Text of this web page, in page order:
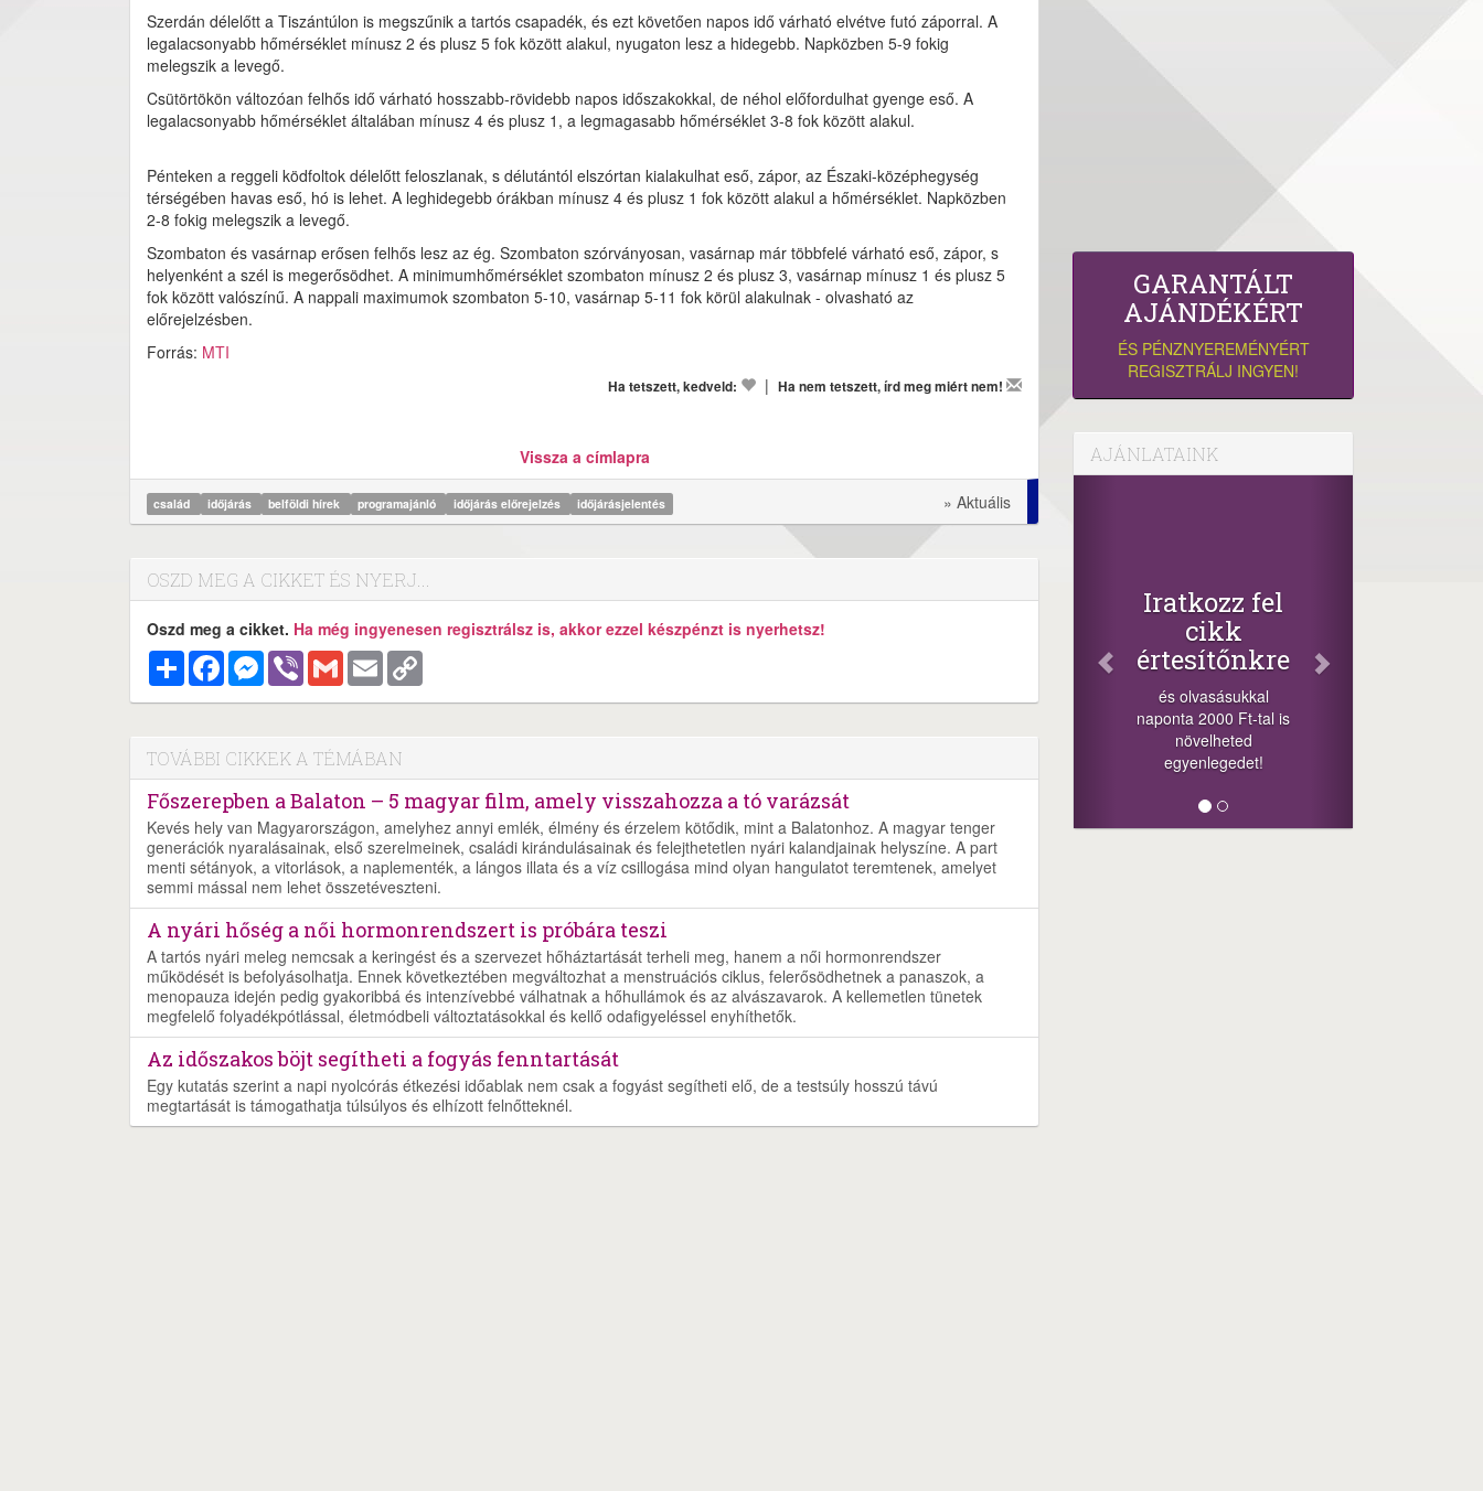
Szerdán délelőtt a Tiszántúlon is megszűnik a tartós csapadék, és ezt követően napos idő várható elvétve futó záporral. A
legalacsonyabb hőmérséklet mínusz 2 és plusz 5 fok között alakul, nyugaton lesz a hidegebb. Napközben 5-9 fokig
melegszik a levegő.
Csütörtökön változóan felhős idő várható hosszabb-rövidebb napos időszakokkal, de néhol előfordulhat gyenge eső. A
legalacsonyabb hőmérséklet általában mínusz 4 és plusz 1, a legmagasabb hőmérséklet 3-8 fok között alakul.
Pénteken a reggeli ködfoltok délelőtt feloszlanak, s délutántól elszórtan kialakulhat eső, zápor, az Északi-középhegység
térségében havas eső, hó is lehet. A leghidegebb órákban mínusz 4 és plusz 1 fok között alakul a hőmérséklet. Napközben
2-8 fokig melegszik a levegő.
Szombaton és vasárnap erősen felhős lesz az ég. Szombaton szórványosan, vasárnap már többfelé várható eső, zápor, s
helyenként a szél is megerősödhet. A minimumhőmérséklet szombaton mínusz 2 és plusz 3, vasárnap mínusz 1 és plusz 5
fok között valószínű. A nappali maximumok szombaton 5-10, vasárnap 5-11 fok körül alakulnak - olvasható az
előrejelzésben.
Forrás: MTI
Ha tetszett, kedveld: | Ha nem tetszett, írd meg miért nem!
Vissza a címlapra
család időjárás belföldi hírek programajánló időjárás előrejelzés időjárásjelentés » Aktuális
OSZD MEG A CIKKET ÉS NYERJ...
Oszd meg a cikket. Ha még ingyenesen regisztrálsz is, akkor ezzel készpénzt is nyerhetsz!
MegosztásFacebookMessenger
Viber Gmail Email
TOVÁBBI CIKKEK A TÉMÁBAN
Főszerepben a Balaton – 5 magyar film, amely visszahozza a tó varázsát
Kevés hely van Magyarországon, amelyhez annyi emlék, élmény és érzelem kötődik, mint a Balatonhoz. A magyar tenger
generációk nyaralásainak, első szerelmeinek, családi kirándulásainak és felejthetetlen nyári kalandjainak helyszíne. A part
menti sétányok, a vitorlások, a naplementék, a lángos illata és a víz csillogása mind olyan hangulatot teremtenek, amelyet
semmi mással nem lehet összetéveszteni.
A nyári hőség a női hormonrendszert is próbára teszi
A tartós nyári meleg nemcsak a keringést és a szervezet hőháztartását terheli meg, hanem a női hormonrendszer
működését is befolyásolhatja. Ennek következtében megváltozhat a menstruációs ciklus, felerősödhetnek a panaszok, a
menopauza idején pedig gyakoribbá és intenzívebbé válhatnak a hőhullámok és az alvászavarok. A kellemetlen tünetek
megfelelő folyadékpótlással, életmódbeli változtatásokkal és kellő odafigyeléssel enyhíthetők.
Az időszakos böjt segítheti a fogyás fenntartását
Egy kutatás szerint a napi nyolcórás étkezési időablak nem csak a fogyást segítheti elő, de a testsúly hosszú távú
megtartását is támogathatja túlsúlyos és elhízott felnőtteknél.
GARANTÁLT
AJÁNDÉKÉRT
ÉS PÉNZNYEREMÉNYÉRT
REGISZTRÁLJ INGYEN!
AJÁNLATAINK
Iratkozz fel
értesítőnkre
és olvasásukkal
naponta 2000 Ft-tal is
egyenlegedet!